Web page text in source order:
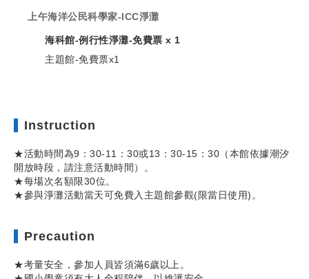
上午海洋公民科學家-ICC淨灘
海科館-例行性淨灘-免費票 x 1
主題館-免費票x1
Instruction
★活動時間為9：30-11：30或13：30-15：30（本館依據潮汐
開放時段，請注意活動時間）。
★每場次名額限30位。
★參與淨灘活動當天可免費入主題館參觀(限當日使用)。
Precaution
★考量安全，參加人員皆須滿6歲以上。